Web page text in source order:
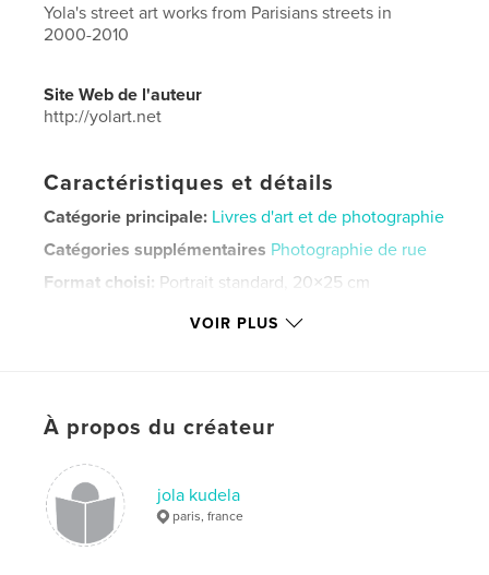
Yola's street art works from Parisians streets in
2000-2010
Site Web de l'auteur
http://yolart.net
Caractéristiques et détails
Catégorie principale: Livres d'art et de photographie
Catégories supplémentaires Photographie de rue
Format choisi: Portrait standard, 20×25 cm
Paris , yolart , yola
street
VOIR PLUS
À propos du créateur
jola kudela
paris, france